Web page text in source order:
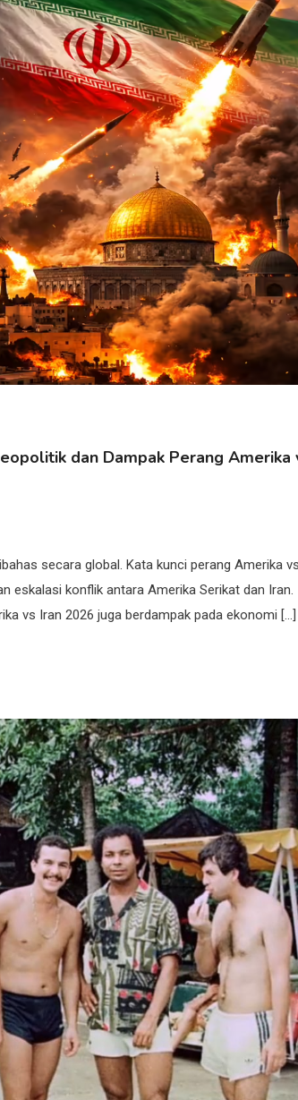
dan Dampak Perang Amerika
secara global. Kata kunci perang Amerika
eskalasi konflik antara Amerika Serikat dan Iran.
vs Iran 2026 juga berdampak pada ekonomi […]